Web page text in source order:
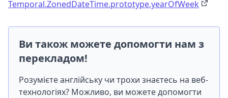
Temporal.ZonedDateTime.prototype.yearOfWeek
Ви також можете допомогти нам з
перекладом!
Розумієте англійську чи трохи знаєтесь на веб-
технологіях? Можливо, ви можете допомогти